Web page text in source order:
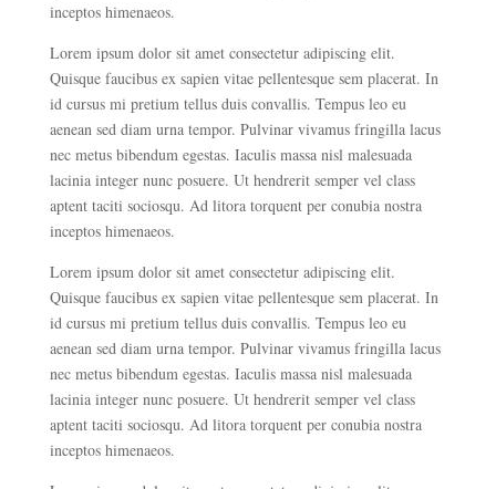
inceptos himenaeos.
Lorem ipsum dolor sit amet consectetur adipiscing elit.
Quisque faucibus ex sapien vitae pellentesque sem placerat. In
id cursus mi pretium tellus duis convallis. Tempus leo eu
aenean sed diam urna tempor. Pulvinar vivamus fringilla lacus
nec metus bibendum egestas. Iaculis massa nisl malesuada
lacinia integer nunc posuere. Ut hendrerit semper vel class
aptent taciti sociosqu. Ad litora torquent per conubia nostra
inceptos himenaeos.
Lorem ipsum dolor sit amet consectetur adipiscing elit.
Quisque faucibus ex sapien vitae pellentesque sem placerat. In
id cursus mi pretium tellus duis convallis. Tempus leo eu
aenean sed diam urna tempor. Pulvinar vivamus fringilla lacus
nec metus bibendum egestas. Iaculis massa nisl malesuada
lacinia integer nunc posuere. Ut hendrerit semper vel class
aptent taciti sociosqu. Ad litora torquent per conubia nostra
inceptos himenaeos.